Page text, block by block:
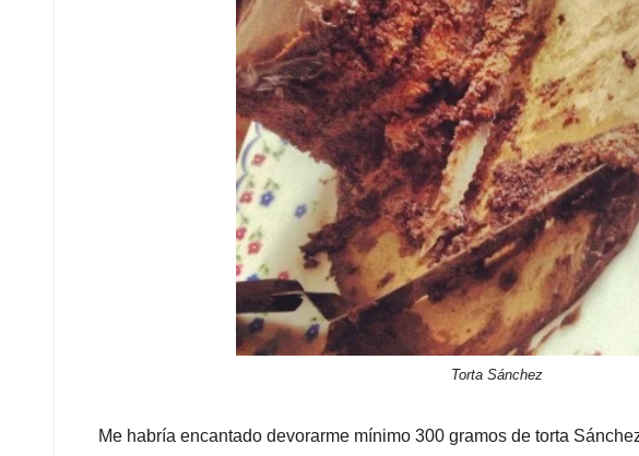
Torta Sánchez
Me habría encantado devorarme mínimo 300 gramos de torta